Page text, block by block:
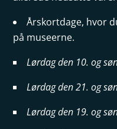
Årskortdage, hvor
på museerne.
Lørdag den 10. og
Lørdag den 21. og
Lørdag den 19. og